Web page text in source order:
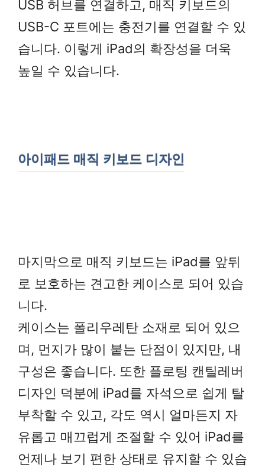
USB 허브를 연결하고, 매직 키보드의
USB-C 포트에는 충전기를 연결할 수 있
습니다. 이렇게 iPad의 확장성을 더욱
높일 수 있습니다.
아이패드 매직 키보드 디자인
마지막으로 매직 키보드는 iPad를 앞뒤
로 보호하는 견고한 케이스로 되어 있습
니다.
케이스는 폴리우레탄 소재로 되어 있으
며, 먼지가 많이 붙는 단점이 있지만, 내
구성은 좋습니다. 또한 플로팅 캔틸레버
디자인 덕분에 iPad를 자석으로 쉽게 탈
부착할 수 있고, 각도 역시 얼마든지 자
유롭고 매끄럽게 조절할 수 있어 iPad를
언제나 보기 편한 상태로 유지할 수 있습